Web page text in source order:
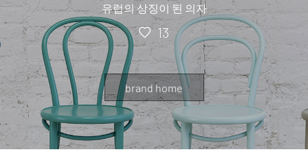
유럽의 상징이 된 의자
13
brand home